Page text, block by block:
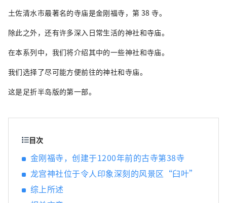
土佐清水市最著名的寺庙是金刚福寺，第 38 寺。
除此之外，还有许多深入日常生活的神社和寺庙。
在本系列中，我们将介绍其中的一些神社和寺庙。
我们选择了尽可能方便前往的神社和寺庙。
这是足折半岛版的​​第一部。
目次
金刚福寺，创建于1200年前的古寺第38寺
龙宫神社位于令人印象深刻的风景区“臼叶”
综上所述